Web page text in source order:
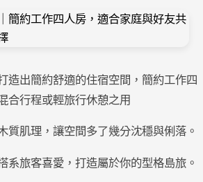
造出簡約舒適的住宿空間，簡約工作四
合行程或輕旅行休憩之用
質肌理，讓空間多了幾分沈穩與俐落。
系旅客喜愛，打造屬於你的型格島旅。